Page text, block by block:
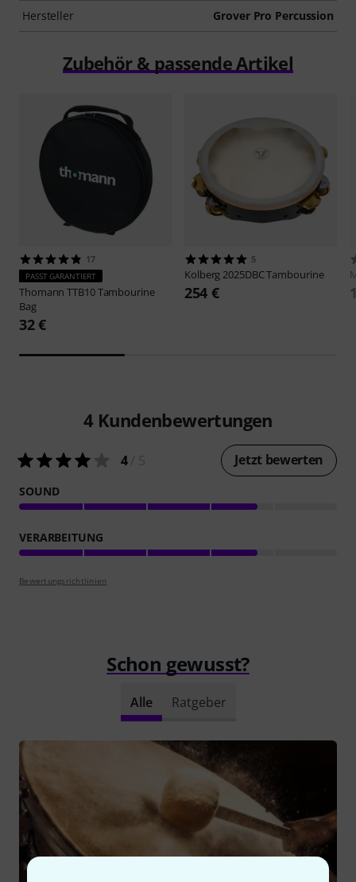
Hersteller Grover Pro Percussion
Zubehör & passende Artikel
17
PASST GARANTIERT
ThomannTTB10 Tambourine
Bag
32 €
5
Kolberg2025DBC Tambourine
254 €
4 Kundenbewertungen
4/ 5 Jetzt bewerten
SOUND
VERARBEITUNG
Bewertungsrichtlinien
Schon gewusst?
Alle Ratgeber